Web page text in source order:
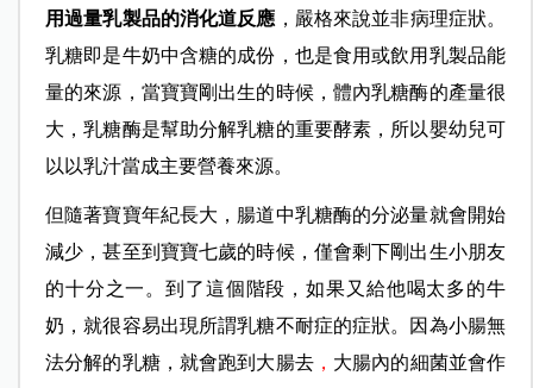
用過量乳製品的消化道反應 ，嚴格來說並非病理症狀。
乳糖即是牛奶中含糖的成份，也是食用或飲用乳製品能
量的來源，當寶寶剛出生的時候，體內乳糖酶的產量很
大，乳糖酶是幫助分解乳糖的重要酵素，所以嬰幼兒可
以以乳汁當成主要營養來源。
但隨著寶寶年紀長大，腸道中乳糖酶的分泌量就會開始
減少，甚至到寶寶七歲的時候，僅會剩下剛出生小朋友
的十分之一。到了這個階段，如果又給他喝太多的牛
奶，就很容易出現所謂乳糖不耐症的症狀。因為小腸無
法分解的乳糖，就會跑到大腸去， 大腸內的細菌並會作